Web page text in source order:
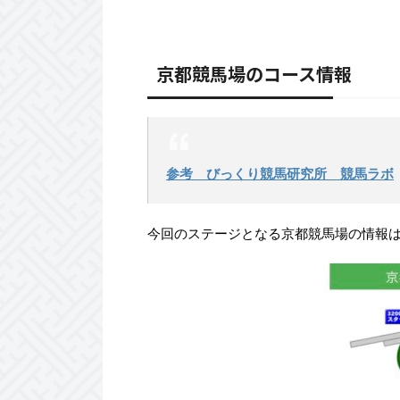
京都競馬場のコース情報
参考 びっくり競馬研究所 競馬ラボ
今回のステージとなる京都競馬場の情報